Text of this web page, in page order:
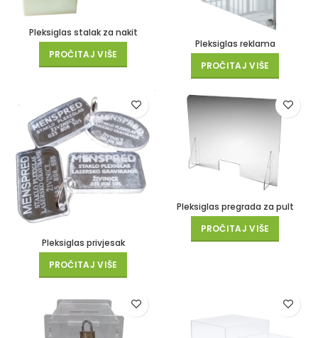
Pleksiglas stalak za nakit
PROČITAJ VIŠE
Pleksiglas reklama
PROČITAJ VIŠE
Pleksiglas privjesak
PROČITAJ VIŠE
Pleksiglas pregrada za pult
PROČITAJ VIŠE